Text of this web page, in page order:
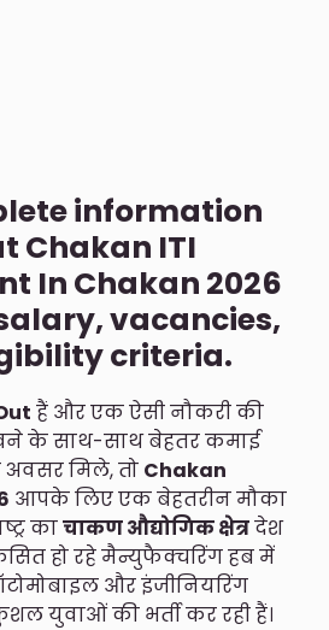
information
Chakan ITI
In Chakan 2026
vacancies,
criteria.
हैं और एक ऐसी नौकरी की
के साथ-साथ बेहतर कमाई
अवसर मिले, तो Chakan
आपके लिए एक बेहतरीन मौका
काचाकण औद्योगिक क्षेत्रदेश
हो रहे मैन्युफैक्चरिंग हब में
और इंजीनियरिंग
युवाओं की भर्ती कर रही हैं।